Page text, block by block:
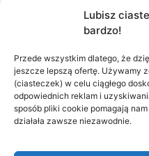
Lubisz
bardzo!
Przede wszystkim dlatego, że
jeszcze lepszą ofertę. Używamy
(ciasteczek) w celu ciągłego
odpowiednich reklam i
sposób pliki cookie pomagają
działała zawsze niezawodnie.
Salony INEA